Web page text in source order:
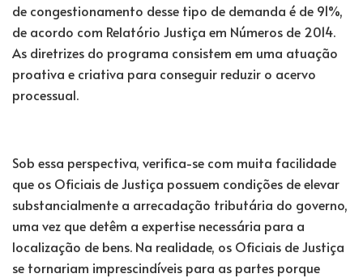
de congestionamento desse tipo de demanda é de 91%,
de acordo com Relatório Justiça em Números de 2014.
As diretrizes do programa consistem em uma atuação
proativa e criativa para conseguir reduzir o acervo
processual.
Sob essa perspectiva, verifica-se com muita facilidade
que os Oficiais de Justiça possuem condições de elevar
substancialmente a arrecadação tributária do governo,
uma vez que detêm a expertise necessária para a
localização de bens. Na realidade, os Oficiais de Justiça
se tornariam imprescindíveis para as partes porque